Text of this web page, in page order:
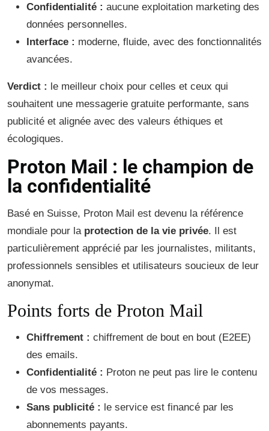
Confidentialité : aucune exploitation marketing des
données personnelles.
Interface : moderne, fluide, avec des fonctionnalités
avancées.
Verdict : le meilleur choix pour celles et ceux qui
souhaitent une messagerie gratuite performante, sans
publicité et alignée avec des valeurs éthiques et
écologiques.
Proton Mail : le champion de
la confidentialité
Basé en Suisse, Proton Mail est devenu la référence
mondiale pour la protection de la vie privée. Il est
particulièrement apprécié par les journalistes, militants,
professionnels sensibles et utilisateurs soucieux de leur
anonymat.
Points forts de Proton Mail
Chiffrement : chiffrement de bout en bout (E2EE)
des emails.
Confidentialité : Proton ne peut pas lire le contenu
de vos messages.
Sans publicité : le service est financé par les
abonnements payants.